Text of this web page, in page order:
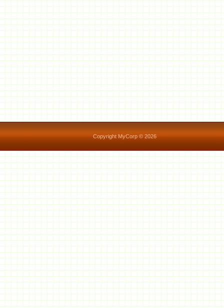
Copyright MyCorp © 2026